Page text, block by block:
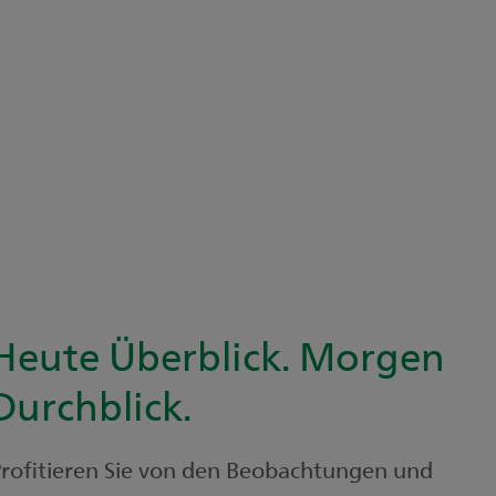
Überblick. Morgen
Sie von den Beobachtungen und